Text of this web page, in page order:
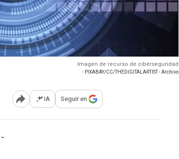
Imagen de recurso de ciberseguridad
- PIXABAY/CC/THEDIGITALARTIST - Archivo
Abrir opciones para compartir
IA Seguir en